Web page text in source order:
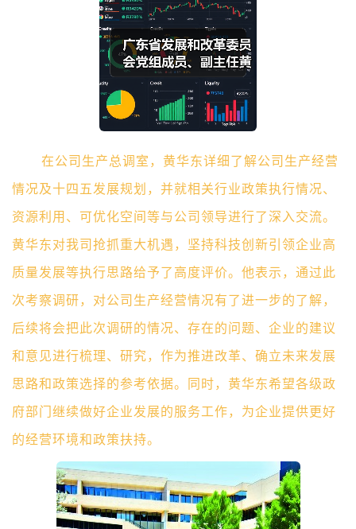
在公司生产总调室， 黄华东详细了解公司生产经营
情况及十四五发展规划 ，并就相关行业政策执行情况、
资源利用、 可优化空间等与公司领导进行了深入交流。
黄华东对我司抢抓重大机遇，坚持科技创新引领企业高
质量发展等执行思路给予了高度评价。他表示，通过此
次考察调研，对公司生产经营情况有了进一步的了解，
后续将会把此次调研的情况、存在的问题、企业的建议
和意见进行梳理、研究，作为推进改革、确立未来发展
思路和政策选择的参考依据。同时，黄华东希望各级政
府部门继续做好企业发展的服务工作，为企业提供更好
的经营环境和政策扶持。